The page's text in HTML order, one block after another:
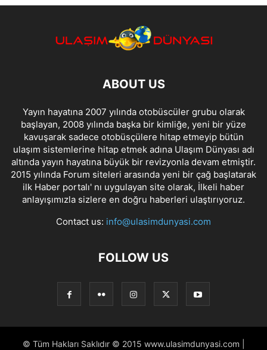
ABOUT US
Yayın hayatına 2007 yılında otobüscüler grubu olarak
başlayan, 2008 yılında başka bir kimliğe, yeni bir yüze
kavuşarak sadece otobüsçülere hitap etmeyip bütün
ulaşım sistemlerine hitap etmek adına Ulaşım Dünyası adı
altında yayın hayatına büyük bir revizyonla devam etmiştir.
2015 yılında Forum siteleri arasında yeni bir çağ başlatarak
ilk Haber portalı' nı uygulayan site olarak, İlkeli haber
anlayışımızla sizlere en doğru haberleri ulaştırıyoruz.
Contact us: info@ulasimdunyasi.com
FOLLOW US
© Tüm Hakları Saklıdır © 2015 www.ulasimdunyasi.com |